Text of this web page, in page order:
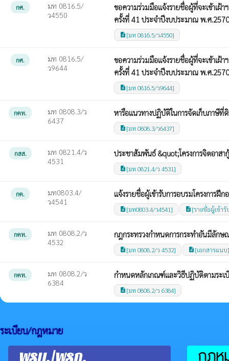
กศ.
มท 0816.5/
ว4550
ขอความร่วมมือแจ้งรายชื่อผู้ที่จะเข้าเฝ้
ครั้งที่ 41 ประจำปีงบประมาณ พ.ศ.2570
description [มท 0816.5/ว4550]
กศ.
มท 0816.5/
ว9644
ขอความร่วมมือแจ้งรายชื่อผู้ที่จะเข้าเฝ้
ครั้งที่ 41 ประจำปีงบประมาณ พ.ศ.2570
description [มท 0816.5/ว9644]
กคท.
มท 0808.3/ว
6437
หารือแนวทางปฏิบัติในการจัดเก็บภาษีที่
description [มท 0808.3/ว6437]
กสส.
มท 0821.4/ว
4531
ประชาสัมพันธ์ &quot;โครงการจิตอาส
description [มท 0821.4/ว 4531]
กค.
มท0803.4/
ว4541
แจ้งรายชื่อผู้เข้ารับการอบรมโครงการ
description [มท0803.4/ว4541] description [รายชื่อผู้เข้ารั
กคท.
มท 0808.2/ว
4532
กฎกระทรวงกำหนดการกระทำอันมีลักษ
description [มท 0808.2/ว 4532] description [เอกสารแนบ]
กคท.
มท 0808.2/ว
6384
กำหนดหลักเกณฑ์และวิธีปฏิบัติตามระเ
description [มท 0808.2/ว 6384]
ระเบียบ/กฎหมาย
กฎห